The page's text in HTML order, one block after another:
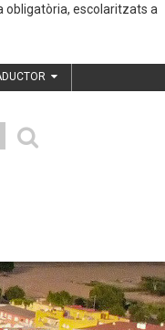
obligatòria, escolaritzats a